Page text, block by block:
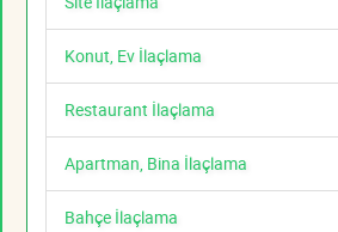
Konut, Ev İlaçlama
Restaurant İlaçlama
Apartman, Bina İlaçlama
Bahçe İlaçlama